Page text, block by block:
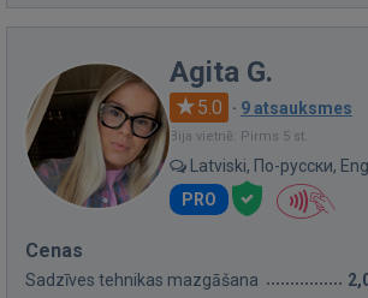
Agita G.
5.0 · 9 atsauksmes
Bija vietnē: Pirms 5 st.
Latviski, По-русски,
PRO
Cenas
Sadzīves tehnikas mazgāšana